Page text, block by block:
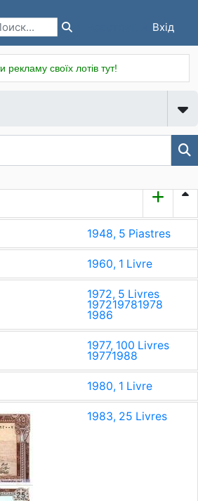
Вхід
рекламу своїх лотів тут!
1948, 5 Piastres
1960, 1 Livre
1972, 5 Livres
197219781978
1986
1977, 100 Livres
19771988
1980, 1 Livre
1983, 25 Livres